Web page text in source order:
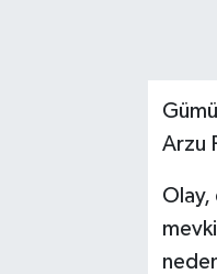
Arzu
Olay,